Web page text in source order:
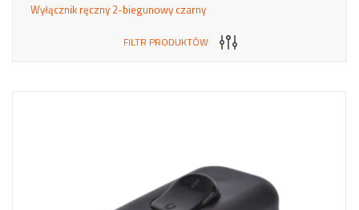
Wyłącznik ręczny 2-biegunowy czarny
FILTR PRODUKTÓW